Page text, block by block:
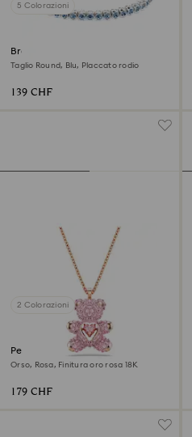
5 Colorazioni
Bracciale Tennis Imber Emily
Taglio Round, Blu, Placcato rodio
139 CHF
2 Colorazioni
Pendente Teddy
Orso, Rosa, Finitura oro rosa 18K
179 CHF